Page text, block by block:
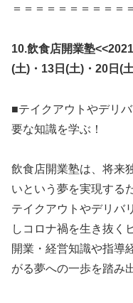
＝＝＝＝＝＝＝＝＝＝
10.飲食店開業塾
(土)・13日(土)・20日(
■テイクアウトやデリ
要な知識を学ぶ！
飲食店開業塾は、将来
いという夢を実現する
テイクアウトやデリバ
しコロナ禍を生き抜く
開業・経営知識や指導
がる夢への一歩を踏み